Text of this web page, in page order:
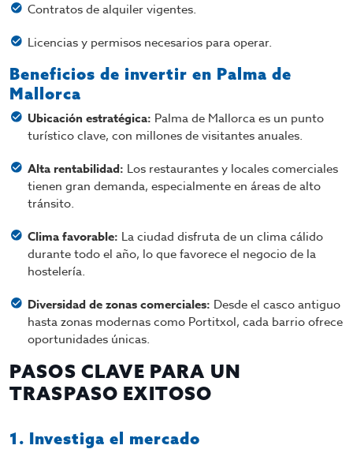
Contratos de alquiler vigentes.
Licencias y permisos necesarios para operar.
Beneficios de invertir en Palma de
Mallorca
Ubicación estratégica: Palma de Mallorca es un punto
turístico clave, con millones de visitantes anuales.
Alta rentabilidad: Los restaurantes y locales comerciales
tienen gran demanda, especialmente en áreas de alto
tránsito.
Clima favorable: La ciudad disfruta de un clima cálido
durante todo el año, lo que favorece el negocio de la
hostelería.
Diversidad de zonas comerciales: Desde el casco antiguo
hasta zonas modernas como Portitxol, cada barrio ofrece
oportunidades únicas.
PASOS CLAVE PARA UN
TRASPASO EXITOSO
1. Investiga el mercado